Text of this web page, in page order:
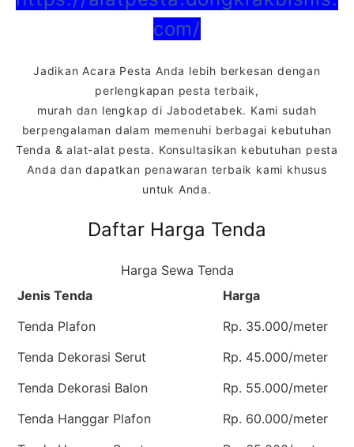
com/
Jadikan Acara Pesta Anda lebih berkesan dengan
perlengkapan pesta terbaik,
murah dan lengkap di Jabodetabek. Kami sudah
berpengalaman dalam memenuhi berbagai kebutuhan
Tenda & alat-alat pesta. Konsultasikan kebutuhan pesta
Anda dan dapatkan penawaran terbaik kami khusus
untuk Anda.
Daftar Harga Tenda
Harga Sewa Tenda
Jenis Tenda
Harga
Tenda Plafon
Rp. 35.000/meter
Tenda Dekorasi Serut
Rp. 45.000/meter
Tenda Dekorasi Balon
Rp. 55.000/meter
Tenda Hanggar Plafon
Rp. 60.000/meter